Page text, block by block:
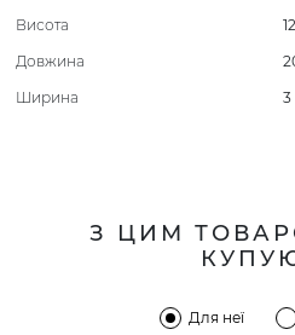
Висота
12
Довжина
Ширина
3
З ЦИМ
Для неї